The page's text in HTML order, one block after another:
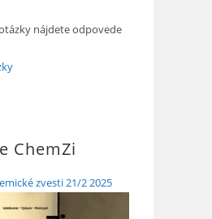
nájdete odpovede
ChemZi
zvesti 21/2 2025